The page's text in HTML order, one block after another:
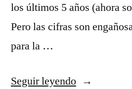
los últimos 5 años (ahora
Pero las cifras son
para la …
Seguir leyendo«Padrón